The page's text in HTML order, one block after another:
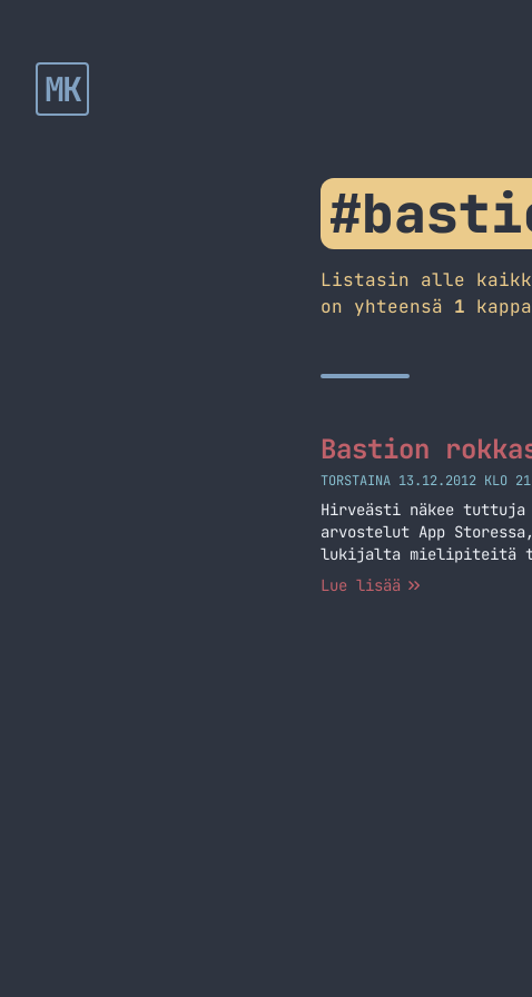
MK
Listasin alle
on yhteensä 1
Bastion
TORSTAINA 13.12.2012 KLO
Hirveästi näkee
arvostelut App
lukijalta mielipiteitä
ostaa jo sille. Tämä
Lue lisää